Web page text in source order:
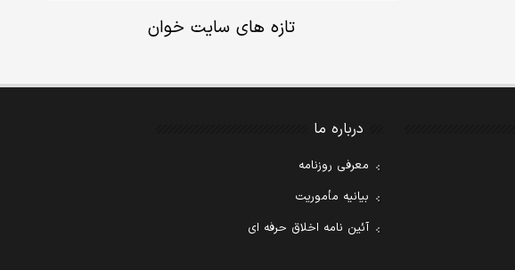
تازه های سایت خوان
درباره ما
معرفی روزنامه
بیانیه مأموریت
آئین نامه اخلاق حرفه ای